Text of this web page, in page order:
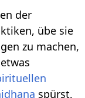
der
übe sie
zu machen,
spürst,